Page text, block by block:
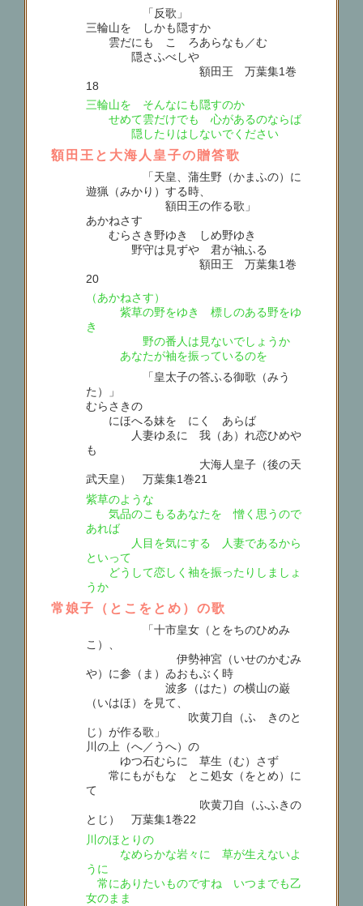
「反歌」
三輪山を しかも隠すか
雲だにも こゝろあらなも／む
隠さふべしや
額田王 万葉集1巻
18
三輪山を そんなにも隠すのか
せめて雲だけでも 心があるのならば
隠したりはしないでください
額田王と大海人皇子の贈答歌
「天皇、蒲生野（かまふの）に
遊猟（みかり）する時、
額田王の作る歌」
あかねさす
むらさき野ゆき しめ野ゆき
野守は見ずや 君が袖ふる
額田王 万葉集1巻
20
（あかねさす）
紫草の野をゆき 標しのある野をゆ
き
野の番人は見ないでしょうか
あなたが袖を振っているのを
「皇太子の答ふる御歌（みう
た）」
むらさきの
にほへる妹を にくゝあらば
人妻ゆゑに 我（あ）れ恋ひめや
も
大海人皇子（後の天
武天皇） 万葉集1巻21
紫草のような
気品のこもるあなたを 憎く思うので
あれば
人目を気にする 人妻であるから
といって
どうして恋しく袖を振ったりしましょ
うか
常娘子（とこをとめ）の歌
「十市皇女（とをちのひめみ
こ）、
伊勢神宮（いせのかむみ
や）に参（ま）ゐおもぶく時
波多（はた）の横山の巌
（いはほ）を見て、
吹黄刀自（ふゝきのと
じ）が作る歌」
川の上（へ／うへ）の
ゆつ石むらに 草生（む）さず
常にもがもな とこ処女（をとめ）に
て
吹黄刀自（ふふきの
とじ） 万葉集1巻22
川のほとりの
なめらかな岩々に 草が生えないよ
うに
常にありたいものですね いつまでも乙
女のまま